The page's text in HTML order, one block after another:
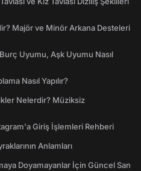
Majör ve Minör Arkana Desteleri
Uyumu, Aşk Uyumu Nasıl
Nasıl Yapılır?
Nelerdir? Müziksiz
Giriş İşlemleri Rehberi
Anlamları
Doyamayanlar İçin Güncel San